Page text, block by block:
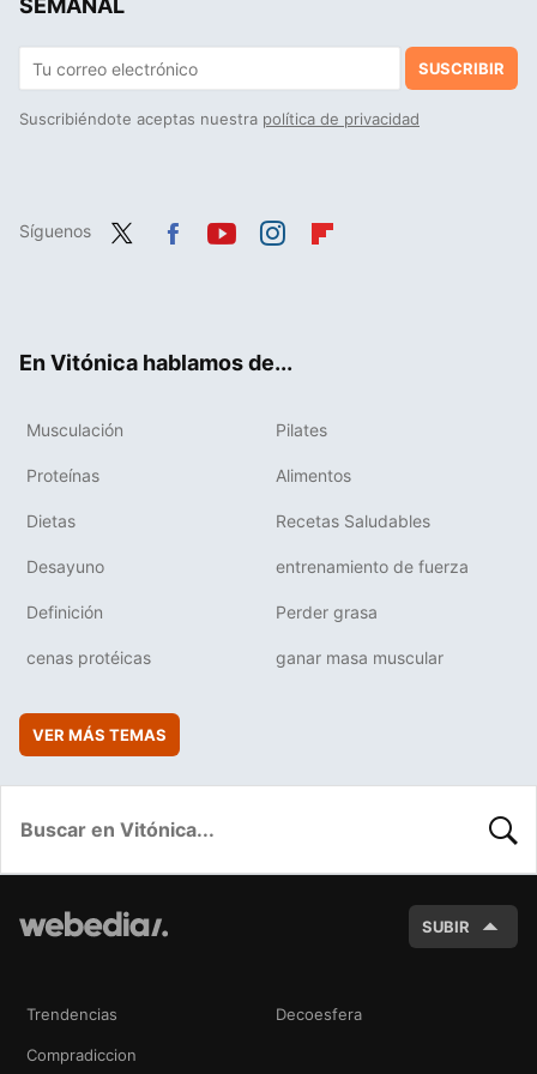
SEMANAL
SUSCRIBIR
Suscribiéndote aceptas nuestra política de privacidad
Síguenos
En Vitónica hablamos de...
Musculación Pilates
Proteínas Alimentos
Dietas Recetas Saludables
Desayuno entrenamiento de fuerza
Definición Perder grasa
cenas protéicas ganar masa muscular
VER MÁS TEMAS
SUBIR
Trendencias Decoesfera
Compradiccion